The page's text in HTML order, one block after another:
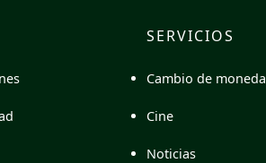
SERVICIOS
Cambio de moneda
Cine
Noticias